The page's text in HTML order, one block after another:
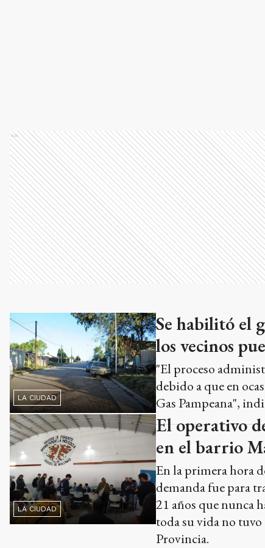
Ads
LA CIUDAD
Se habilitó el
los vecinos
"El proceso
debido a que en
Gas Pampeana",
LA CIUDAD
El operativo
en el barrio
En la primera hora
demanda fue para
21 años que nunca
toda su vida no tuvo
Provincia.